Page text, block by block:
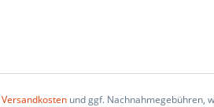
Versandkostenund ggf. Nachnahmegebühren,